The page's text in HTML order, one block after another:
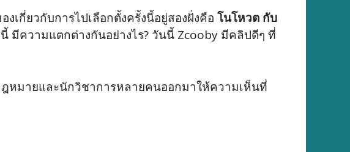
เกี่ยวกับการไปเลือกตั้งครั้งนี้อยู่สองฝั่งคือ โนโหวต กับ
มีความแตกต่างกันอย่างไร? วันนี้ Zcooby มีคลิปดีๆ ที่
หมายและนักวิชาการหลายคนออกมาให้ความเห็นที่